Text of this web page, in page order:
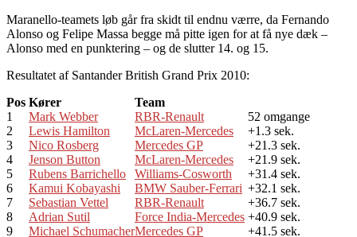
Maranello-teamets løb går fra skidt til endnu værre, da Fernando
Alonso og Felipe Massa begge må pitte igen for at få nye dæk –
Alonso med en punktering – og de slutter 14. og 15.
Resultatet af Santander British Grand Prix 2010:
Pos Kører
Team
1
Mark Webber RBR-Renault
52 omgange
2
Lewis Hamilton McLaren-Mercedes
+1.3 sek.
3
Nico Rosberg Mercedes GP
+21.3 sek.
4
Jenson Button McLaren-Mercedes
+21.9 sek.
5
Rubens Barrichello Williams-Cosworth
+31.4 sek.
6
Kamui Kobayashi BMW Sauber-Ferrari +32.1 sek.
7
Sebastian Vettel RBR-Renault
+36.7 sek.
8
Adrian Sutil Force India-Mercedes +40.9 sek.
9
Michael SchumacherMercedes GP
+41.5 sek.